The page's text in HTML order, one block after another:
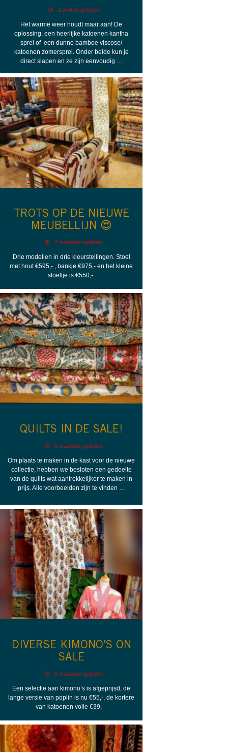
2 weken geleden
Het warme weer houdt maar aan! De
oplossing, een heerlijke katoenen kantha
sprei of een dunne bamboe viscose/
katoenen zomersprei. Onder beide kun je
direct slapen en ze zijn eenvoudig …
TROTS OP DE NIEUWE
MEUBELLIJN 😍
2 maanden geleden
Drie modellen in drie kleurstellingen. Stoel
met hout €595,- , bankje €975,- en het kleine
stoeltje is €550,-.
QUILTS IN DE SALE!
5 maanden geleden
Om plaats te maken in de kast voor de nieuwe
collectie, hebben we besloten een gedeelte
van de quilts wat aantrekkelijker te maken in
prijs. Alle voorbeelden zijn te vinden …
DIVERSE KIMONO’S ON
SALE
6 maanden geleden
Een selectie aan kimono’s is afgeprijsd, de
lange versie van poplin is nu €55,-, de kortere
van katoenen voile €39,-